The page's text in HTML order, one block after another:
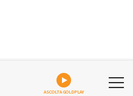
ASCOLTA GOLDPLAY